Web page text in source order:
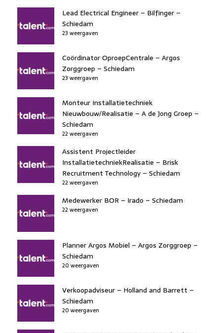
Lead Electrical Engineer – Bilfinger –
Schiedam
23 weergaven
Coördinator OproepCentrale – Argos
Zorggroep – Schiedam
23 weergaven
Monteur Installatietechniek
Nieuwbouw/Realisatie – A de Jong Groep –
Schiedam
22 weergaven
Assistent Projectleider
InstallatietechniekRealisatie – Brisk
Recruitment Technology – Schiedam
22 weergaven
Medewerker BOR – Irado – Schiedam
22 weergaven
Planner Argos Mobiel – Argos Zorggroep –
Schiedam
20 weergaven
Verkoopadviseur – Holland and Barrett –
Schiedam
20 weergaven